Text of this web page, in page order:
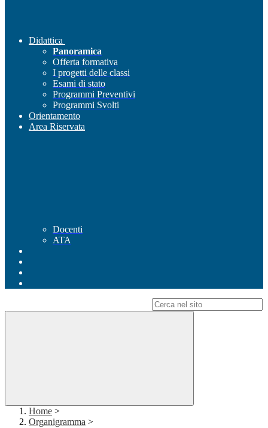
Didattica
Panoramica
Offerta formativa
I progetti delle classi
Esami di stato
Programmi Preventivi
Programmi Svolti
Orientamento
Area Riservata
Docenti
ATA
Home >
Organigramma >